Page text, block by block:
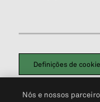
Definições de
Política de Privacidade
Nós e nossos